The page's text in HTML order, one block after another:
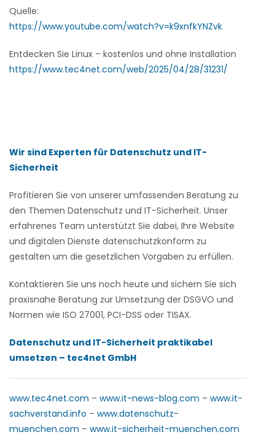
Quelle:
https://www.youtube.com/watch?v=k9xnfkYNZvk
Entdecken Sie Linux – kostenlos und ohne Installation
https://www.tec4net.com/web/2025/04/28/31231/
Wir sind Experten für Datenschutz und IT-
Sicherheit
Profitieren Sie von unserer umfassenden Beratung zu
den Themen Datenschutz und IT-Sicherheit. Unser
erfahrenes Team unterstützt Sie dabei, Ihre Website
und digitalen Dienste datenschutzkonform zu
gestalten um die gesetzlichen Vorgaben zu erfüllen.
Kontaktieren Sie uns noch heute und sichern Sie sich
praxisnahe Beratung zur Umsetzung der DSGVO und
Normen wie ISO 27001, PCI-DSS oder TISAX.
Datenschutz und IT-Sicherheit praktikabel
umsetzen – tec4net GmbH
www.tec4net.com – www.it-news-blog.com – www.it-
sachverstand.info – www.datenschutz-
muenchen.com – www.it-sicherheit-muenchen.com